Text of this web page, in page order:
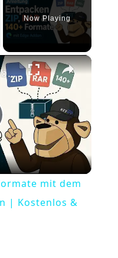
Now Playing
×
📦 ZIP, RAR & über 140 Formate mit dem Edge-Add-on extrahieren | Kostenlos & lokal
mit dem
| Kostenlos &